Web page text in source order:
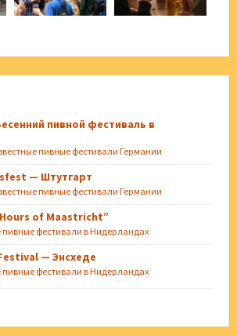
пивной фестиваль в
пивные фестивали Германии
— Штутгарт
пивные фестивали Германии
of Maastricht”
фестивали в Нидерландах
— Энсхеде
фестивали в Нидерландах